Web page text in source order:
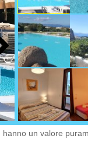
hanno un valore